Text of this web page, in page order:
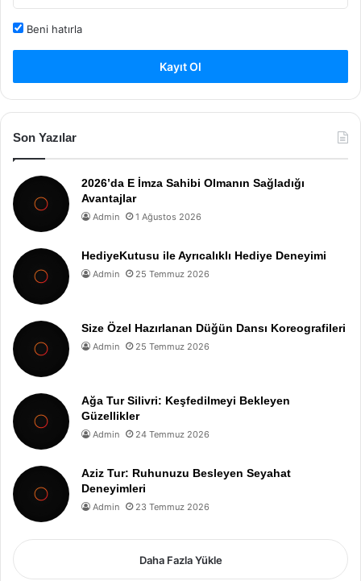
Beni hatırla
Kayıt Ol
Son Yazılar
2026’da E İmza Sahibi Olmanın Sağladığı
Avantajlar
Admin 1 Ağustos 2026
HediyeKutusu ile Ayrıcalıklı Hediye Deneyimi
Admin 25 Temmuz 2026
Size Özel Hazırlanan Düğün Dansı Koreografileri
Admin 25 Temmuz 2026
Ağa Tur Silivri: Keşfedilmeyi Bekleyen
Güzellikler
Admin 24 Temmuz 2026
Aziz Tur: Ruhunuzu Besleyen Seyahat
Deneyimleri
Admin 23 Temmuz 2026
Daha Fazla Yükle